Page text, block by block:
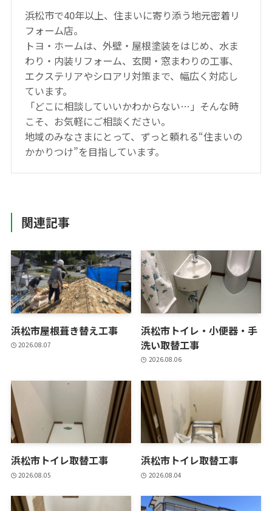
浜松市で40年以上、住まいに寄り添う地元密着リ
フォーム店。
トヨ・ホームは、外壁・屋根塗装をはじめ、水ま
わり・内装リフォーム、玄関・窓まわりの工事、
エクステリアやシロアリ対策まで、幅広く対応し
ています。
「どこに相談していいかわからない…」そんな時
こそ、お気軽にご相談ください。
地域のみなさまにとって、ずっと頼れる“住まいの
かかりつけ”を目指しています。
関連記事
浜松市屋根葺き替え工事
2026.08.07
浜松市トイレ・小便器・手
洗い取替工事
2026.08.06
浜松市トイレ取替工事
2026.08.05
浜松市トイレ取替工事
2026.08.04